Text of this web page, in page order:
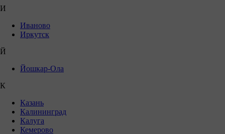
И
Иваново
Иркутск
Й
Йошкар-Ола
К
Казань
Калининград
Калуга
Кемерово